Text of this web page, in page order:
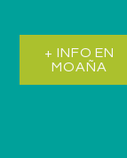
+ INFO EN
MOAÑA